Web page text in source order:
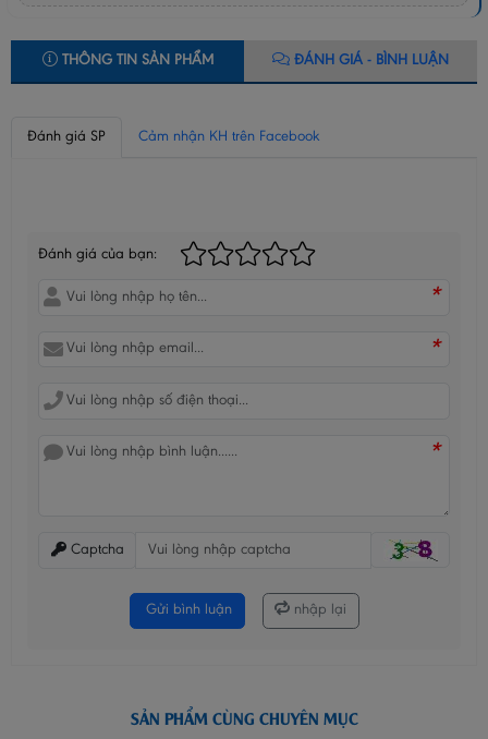
THÔNG TIN SẢN PHẨM ĐÁNH GIÁ - BÌNH LUẬN
Đánh giá SP Cảm nhận KH trên Facebook
Đánh giá của bạn:
*
*
*
Captcha
Gửi bình luận nhập lại
SẢN PHẨM CÙNG CHUYÊN MỤC